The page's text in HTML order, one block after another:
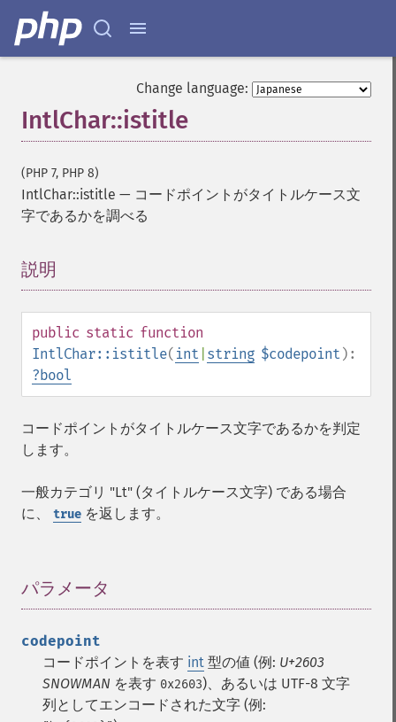
Change language:
IntlChar::istitle
(PHP 7, PHP 8)
IntlChar::istitle — コードポイントがタイトルケース文
字であるかを調べる
説明
public static function
IntlChar::istitle( int string $codepoint ):
?bool
コードポイントがタイトルケース文字であるかを判定
します。
一般カテゴリ "Lt" (タイトルケース文字) である場合
に、 true を返します。
パラメータ
codepoint
コードポイントを表す int 型の値 (例: U+2603
SNOWMAN を表す 0x2603)、あるいは UTF-8 文字
列としてエンコードされた文字 (例: